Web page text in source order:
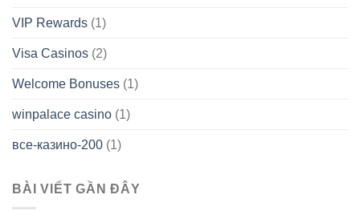
VIP Rewards (1)
Visa Casinos (2)
Welcome Bonuses (1)
winpalace casino (1)
все-казино-200 (1)
BÀI VIẾT GẦN ĐÂY